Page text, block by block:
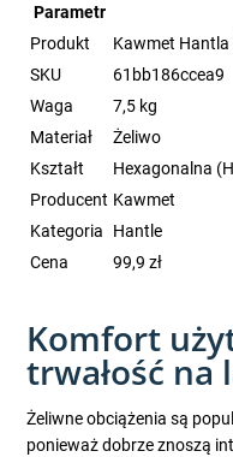
Parametr
Produkt
Kawmet Hantla
SKU
61bb186ccea9
Waga
7,5 kg
Materiał
Żeliwo
Kształt
Hexagonalna
Producent Kawmet
Kategoria
Hantle
Cena
99,9 zł
Komfort
trwałość na
Żeliwne obciążenia są
ponieważ dobrze znoszą